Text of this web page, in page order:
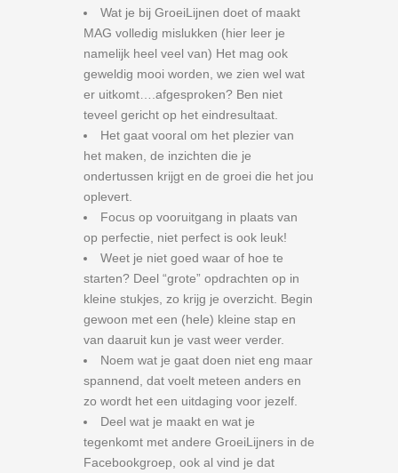
Wat je bij GroeiLijnen doet of maakt
MAG volledig mislukken (hier leer je
namelijk heel veel van) Het mag ook
geweldig mooi worden, we zien wel wat
er uitkomt….afgesproken? Ben niet
teveel gericht op het eindresultaat.
Het gaat vooral om het plezier van
het maken, de inzichten die je
ondertussen krijgt en de groei die het jou
oplevert.
Focus op vooruitgang in plaats van
op perfectie, niet perfect is ook leuk!
Weet je niet goed waar of hoe te
starten? Deel “grote” opdrachten op in
kleine stukjes, zo krijg je overzicht. Begin
gewoon met een (hele) kleine stap en
van daaruit kun je vast weer verder.
Noem wat je gaat doen niet eng maar
spannend, dat voelt meteen anders en
zo wordt het een uitdaging voor jezelf.
Deel wat je maakt en wat je
tegenkomt met andere GroeiLijners in de
Facebookgroep, ook al vind je dat